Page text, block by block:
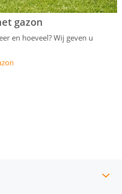
gazon
en hoeveel? Wij geven u